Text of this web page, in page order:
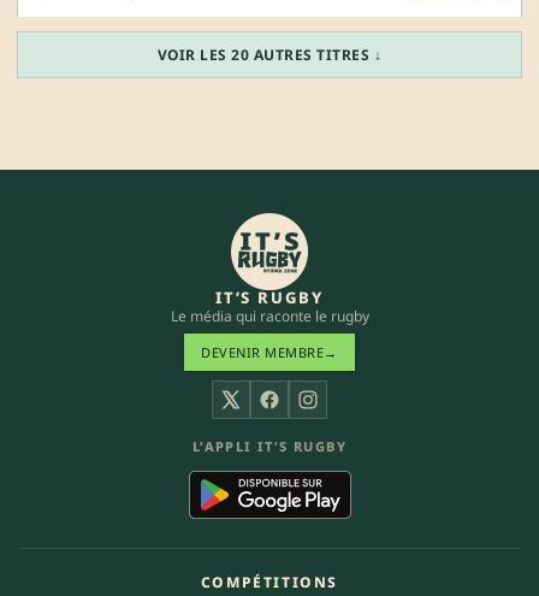
VOIR LES 20 AUTRES TITRES ↓
IT’S RUGBY
Le média qui raconte le rugby
DEVENIR MEMBRE→
X FacebookInstagram
L’APPLI IT’S RUGBY
COMPÉTITIONS